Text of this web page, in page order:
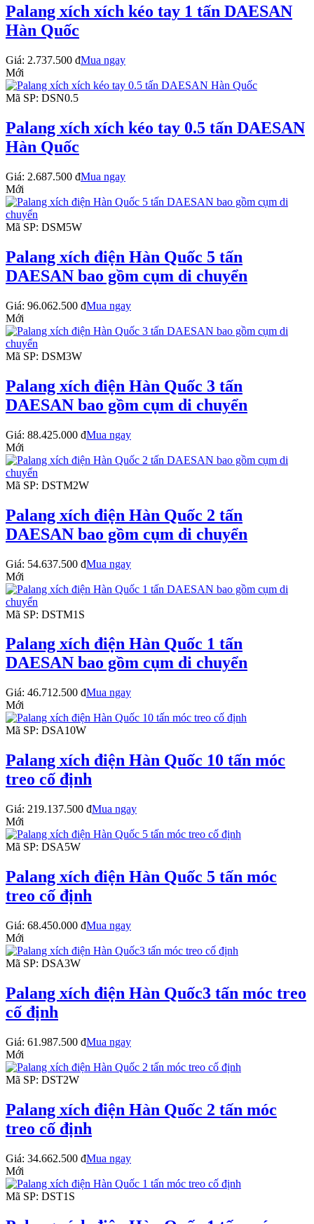
Palang xích xích kéo tay 1 tấn DAESAN
Hàn Quốc
Giá: 2.737.500 đMua ngay
Mới
Mã SP: DSN0.5
Palang xích xích kéo tay 0.5 tấn DAESAN
Hàn Quốc
Giá: 2.687.500 đMua ngay
Mới
Mã SP: DSM5W
Palang xích điện Hàn Quốc 5 tấn
DAESAN bao gồm cụm di chuyển
Giá: 96.062.500 đMua ngay
Mới
Mã SP: DSM3W
Palang xích điện Hàn Quốc 3 tấn
DAESAN bao gồm cụm di chuyển
Giá: 88.425.000 đMua ngay
Mới
Mã SP: DSTM2W
Palang xích điện Hàn Quốc 2 tấn
DAESAN bao gồm cụm di chuyển
Giá: 54.637.500 đMua ngay
Mới
Mã SP: DSTM1S
Palang xích điện Hàn Quốc 1 tấn
DAESAN bao gồm cụm di chuyển
Giá: 46.712.500 đMua ngay
Mới
Mã SP: DSA10W
Palang xích điện Hàn Quốc 10 tấn móc
treo cố định
Giá: 219.137.500 đMua ngay
Mới
Mã SP: DSA5W
Palang xích điện Hàn Quốc 5 tấn móc
treo cố định
Giá: 68.450.000 đMua ngay
Mới
Mã SP: DSA3W
Palang xích điện Hàn Quốc3 tấn móc treo
cố định
Giá: 61.987.500 đMua ngay
Mới
Mã SP: DST2W
Palang xích điện Hàn Quốc 2 tấn móc
treo cố định
Giá: 34.662.500 đMua ngay
Mới
Mã SP: DST1S